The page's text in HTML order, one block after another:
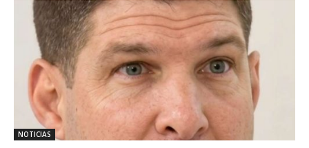
NOTICIAS